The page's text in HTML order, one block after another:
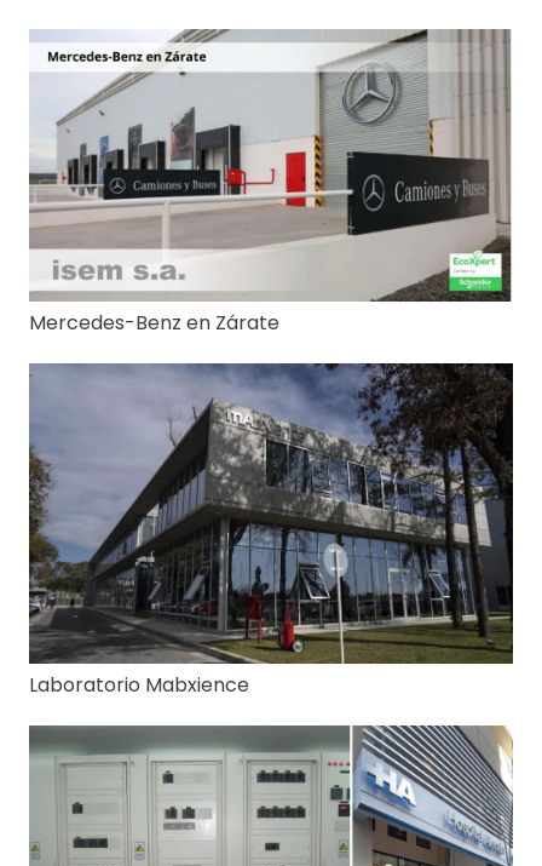
Mercedes-Benz en Zárate
Laboratorio Mabxience